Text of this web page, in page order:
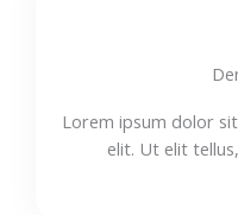
Lorem ipsum dolor
elit. Ut elit